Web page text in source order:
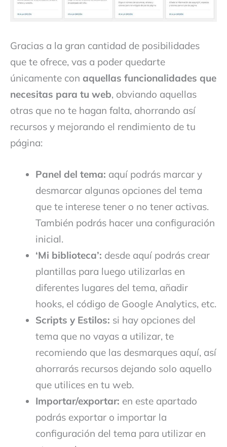
Gracias a la gran cantidad de posibilidades
que te ofrece, vas a poder quedarte
únicamente con aquellas funcionalidades que
necesitas para tu web, obviando aquellas
otras que no te hagan falta, ahorrando así
recursos y mejorando el rendimiento de tu
página:
Panel del tema: aquí podrás marcar y
desmarcar algunas opciones del tema
que te interese tener o no tener activas.
También podrás hacer una configuración
inicial.
‘Mi biblioteca’: desde aquí podrás crear
plantillas para luego utilizarlas en
diferentes lugares del tema, añadir
hooks, el código de Google Analytics, etc.
Scripts y Estilos: si hay opciones del
tema que no vayas a utilizar, te
recomiendo que las desmarques aquí, así
ahorrarás recursos dejando solo aquello
que utilices en tu web.
Importar/exportar: en este apartado
podrás exportar o importar la
configuración del tema para utilizar en